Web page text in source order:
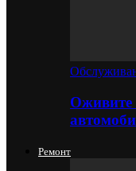
Оживите
Ремонт